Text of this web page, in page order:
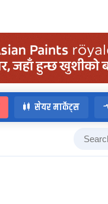
सेयर मार्केट्स